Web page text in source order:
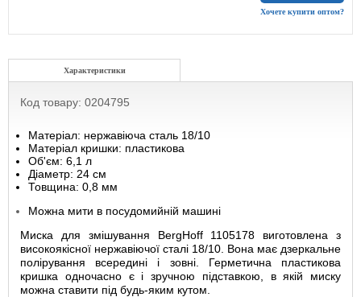
Хочете купити оптом?
Характеристики
Код товару: 0204795
Матеріал: нержавіюча сталь 18/10
Матеріал кришки: пластикова
Об'єм: 6,1 л
Діаметр: 24 см
Товщина: 0,8 мм
Можна мити в посудомийній машині
Миска для змішування BergHoff 1105178 виготовлена ​​з
високоякісної нержавіючої сталі 18/10. Вона має дзеркальне
полірування всередині і зовні. Герметична пластикова
кришка одночасно є і зручною підставкою, в якій миску
можна ставити під будь-яким кутом.